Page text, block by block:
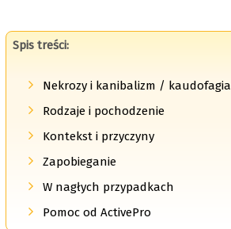
Spis treści:
Nekrozy i kanibalizm / kaudofagia
Rodzaje i pochodzenie
Kontekst i przyczyny
Zapobieganie
W nagłych przypadkach
Pomoc od ActivePro